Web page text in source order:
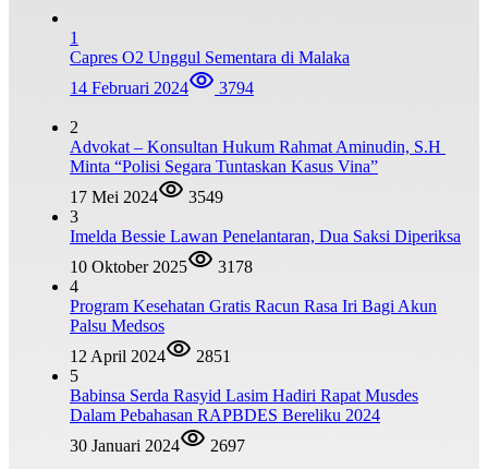
1
Capres O2 Unggul Sementara di Malaka
14 Februari 2024
3794
2
Advokat – Konsultan Hukum Rahmat Aminudin, S.H
Minta “Polisi Segara Tuntaskan Kasus Vina”
17 Mei 2024
3549
3
Imelda Bessie Lawan Penelantaran, Dua Saksi Diperiksa
10 Oktober 2025
3178
4
Program Kesehatan Gratis Racun Rasa Iri Bagi Akun
Palsu Medsos
12 April 2024
2851
5
Babinsa Serda Rasyid Lasim Hadiri Rapat Musdes
Dalam Pebahasan RAPBDES Bereliku 2024
30 Januari 2024
2697